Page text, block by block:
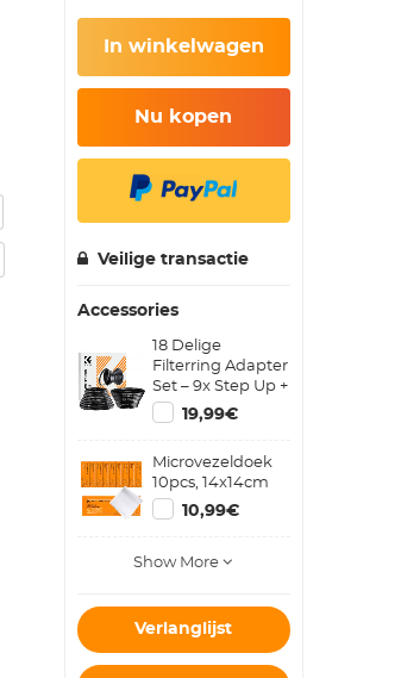
In winkelwagen
Nu kopen
Veilige transactie
Accessories
18 Delige
Filterring Adapter
Set – 9x Step Up +
9x Step Down
Metalen
Ringen
19,99€
Microvezeldoek
10pcs, 14x14cm
10,99€
Show More
Verlanglijst